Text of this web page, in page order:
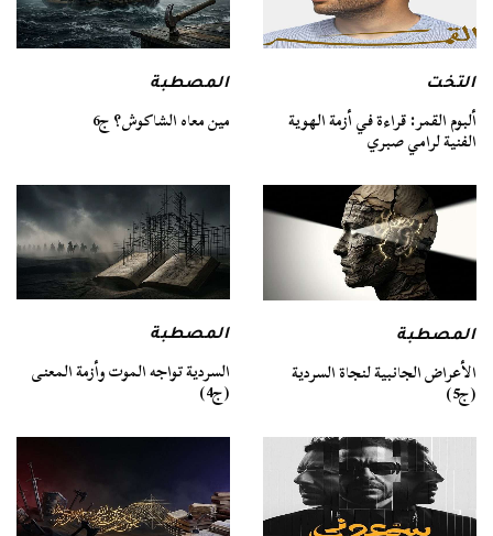
التخت
ألبوم القمر: قراءة في أزمة الهوية
الفنية لرامي صبري
المصطبة
مين معاه الشاكوش؟ ج6
المصطبة
الأعراض الجانبية لنجاة السردية
(ج5)
المصطبة
السردية تواجه الموت وأزمة المعنى
(ج4)